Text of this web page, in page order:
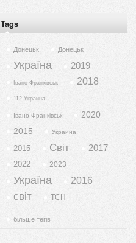
Tags
Донецьк Донецьк
Україна 2019
Івано-Франківськ 2018
112 Украина
Івано-Франківськ
2020
2015
Украина
2015 Світ 2017
2022 2023
Україна 2016
світ ТСН
більше тегів